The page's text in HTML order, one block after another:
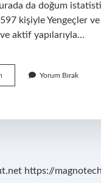
da doğum
kişiyle Yengeçler
aktif yapılarıyla…
Türkiyede
En
Burç
Yorum Bırak
https://